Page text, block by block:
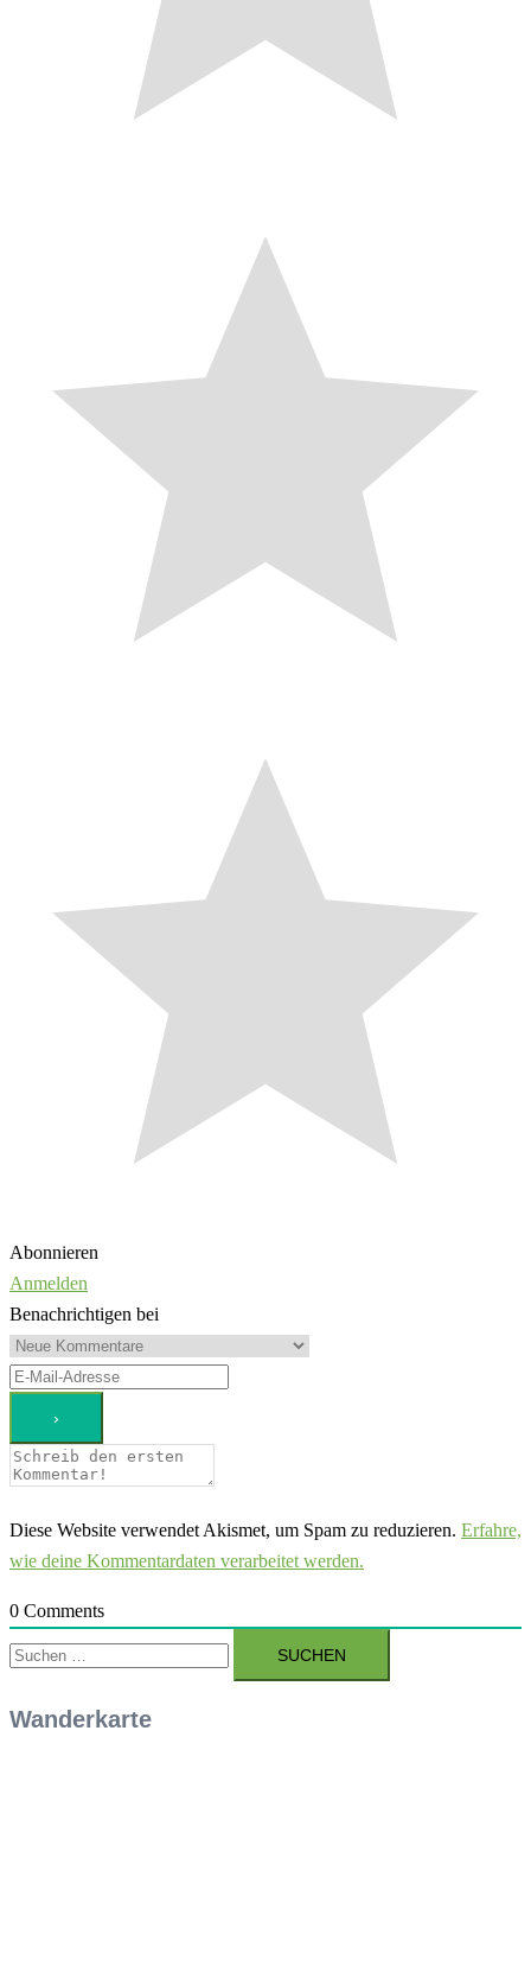
Abonnieren
Anmelden
Benachrichtigen bei
Diese Website verwendet Akismet, um Spam zu reduzieren. Erfahre,
wie deine Kommentardaten verarbeitet werden.
0 Comments
Suchen
nach:
Wanderkarte